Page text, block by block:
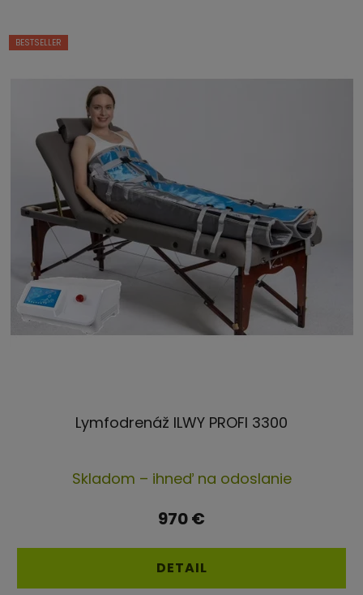
BESTSELLER
Lymfodrenáž ILWY PROFI 3300
hodnotenie
produktu
4,8
z
Skladom – ihneď na odoslanie
970 €
DETAIL